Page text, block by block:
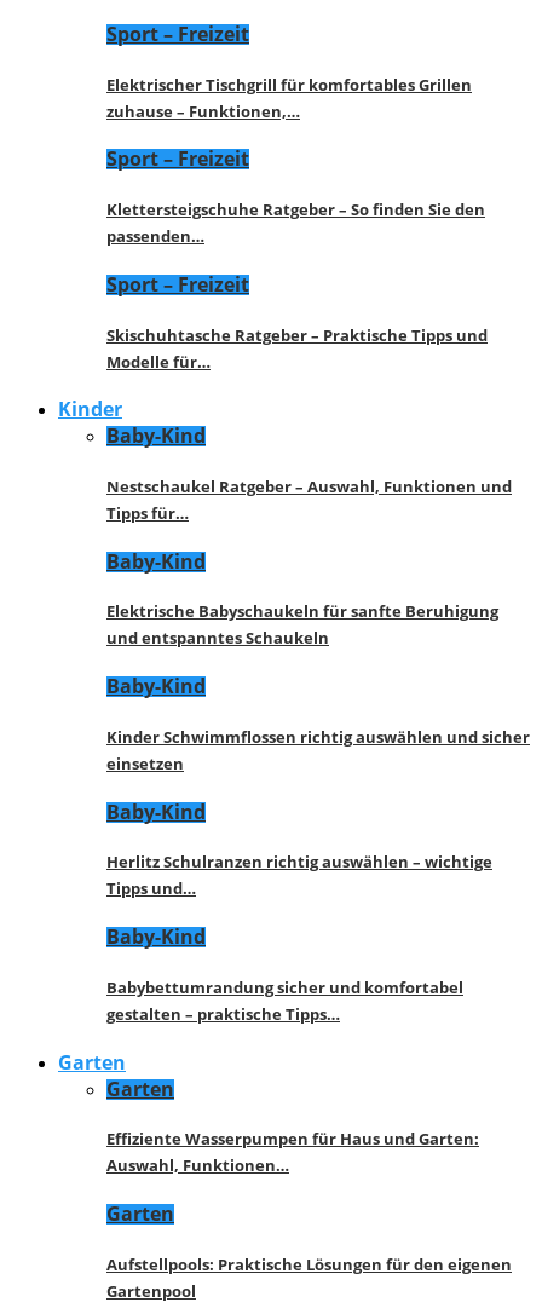
Sport – Freizeit
Elektrischer Tischgrill für komfortables Grillen
zuhause – Funktionen,…
Sport – Freizeit
Klettersteigschuhe Ratgeber – So finden Sie den
passenden…
Sport – Freizeit
Skischuhtasche Ratgeber – Praktische Tipps und
Modelle für…
Kinder
Baby-Kind
Nestschaukel Ratgeber – Auswahl, Funktionen und
Tipps für…
Baby-Kind
Elektrische Babyschaukeln für sanfte Beruhigung
und entspanntes Schaukeln
Baby-Kind
Kinder Schwimmflossen richtig auswählen und sicher
einsetzen
Baby-Kind
Herlitz Schulranzen richtig auswählen – wichtige
Tipps und…
Baby-Kind
Babybettumrandung sicher und komfortabel
gestalten – praktische Tipps…
Garten
Garten
Effiziente Wasserpumpen für Haus und Garten:
Auswahl, Funktionen…
Garten
Aufstellpools: Praktische Lösungen für den eigenen
Gartenpool